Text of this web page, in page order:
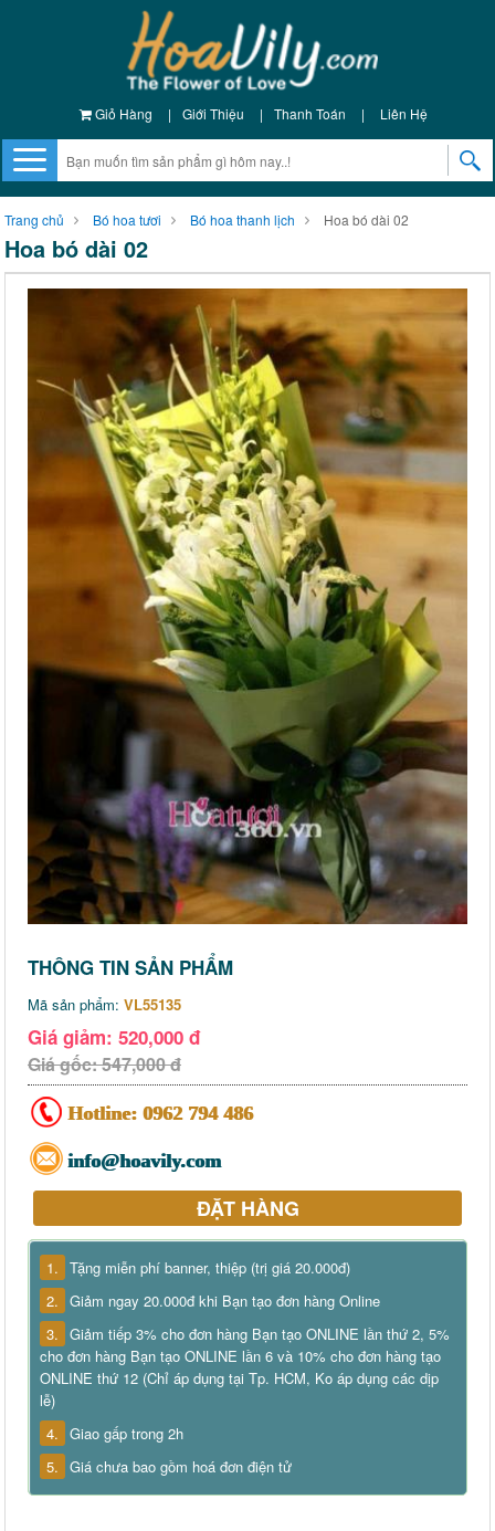
Giỏ Hàng | Giới Thiệu | Thanh Toán | Liên Hệ
Trang chủ Bó hoa tươi Bó hoa thanh lịch Hoa bó dài 02
Hoa bó dài 02
THÔNG TIN SẢN PHẨM
Mã sản phẩm: VL55135
Giá giảm: 520,000 đ
Giá gốc: 547,000 đ
Hotline: 0962 794 486
info@hoavily.com
ĐẶT HÀNG
1. Tặng miễn phí banner, thiệp (trị giá 20.000đ)
2. Giảm ngay 20.000đ khi Bạn tạo đơn hàng Online
3. Giảm tiếp 3% cho đơn hàng Bạn tạo ONLINE lần thứ 2, 5%
cho đơn hàng Bạn tạo ONLINE lần 6 và 10% cho đơn hàng tạo
ONLINE thứ 12 (Chỉ áp dụng tại Tp. HCM, Ko áp dụng các dịp
lễ)
4. Giao gấp trong 2h
5. Giá chưa bao gồm hoá đơn điện tử